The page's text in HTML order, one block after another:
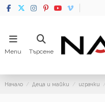
Menu Търсене
Начало Деца и майки играчки